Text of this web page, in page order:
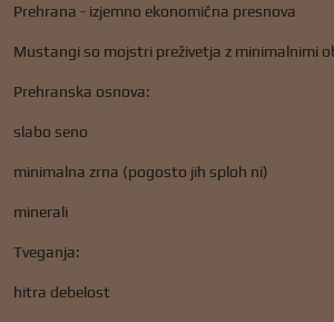
Prehrana - izjemno ekonomična presnova
Mustangi so mojstri preživetja z minimalnimi
Prehranska osnova:
slabo seno
minimalna zrna (pogosto jih sploh ni)
minerali
Tveganja:
hitra debelost